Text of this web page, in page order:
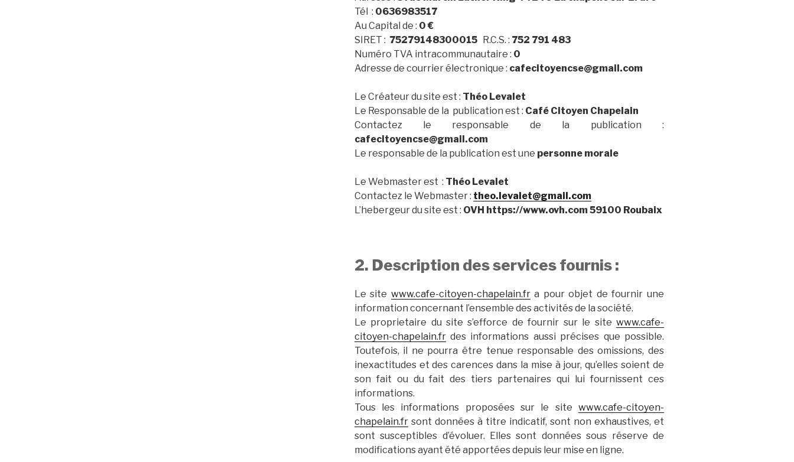
Tél : 0636983517
Au Capital de : 0 €
SIRET : 75279148300015 R.C.S. : 752 791 483
Numéro TVA intracommunautaire : 0
Adresse de courrier électronique : cafecitoyencse@gmail.com
Le Créateur du site est : Théo Levalet
Le Responsable de la publication est : Café Citoyen Chapelain
Contactez le responsable de la publication :
cafecitoyencse@gmail.com
Le responsable de la publication est une personne morale
Le Webmaster est : Théo Levalet
Contactez le Webmaster : theo.levalet@gmail.com
L’hebergeur du site est : OVH https://www.ovh.com 59100 Roubaix
2. Description des services fournis :
Le site www.cafe-citoyen-chapelain.fra pour objet de fournir une
information concernant l’ensemble des activités de la société.
Le proprietaire du site s’efforce de fournir sur le site www.cafe-
citoyen-chapelain.frdes informations aussi précises que possible.
Toutefois, il ne pourra être tenue responsable des omissions, des
inexactitudes et des carences dans la mise à jour, qu’elles soient de
son fait ou du fait des tiers partenaires qui lui fournissent ces
informations.
Tous les informations proposées sur le site www.cafe-citoyen-
chapelain.frsont données à titre indicatif, sont non exhaustives, et
sont susceptibles d’évoluer. Elles sont données sous réserve de
modifications ayant été apportées depuis leur mise en ligne.